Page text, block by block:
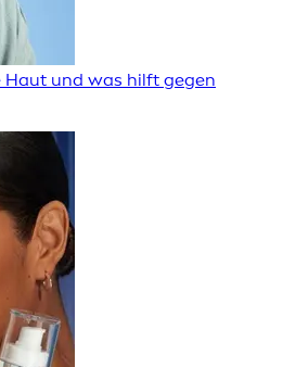
Haut und was hilft gegen